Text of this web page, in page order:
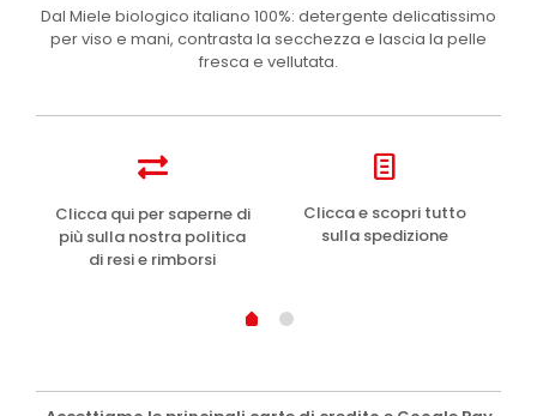
125g
quantità
Dal Miele biologico italiano 100%: detergente delicatissimo
per viso e mani, contrasta la secchezza e lascia la pelle
fresca e vellutata.
Clicca qui per saperne di
più sulla nostra politica
di resi e rimborsi
Clicca e scopri tutto
sulla spedizione